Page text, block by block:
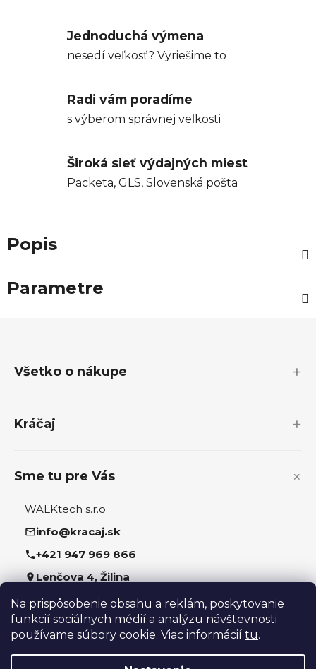
Na prispôsobenie obsahu a reklám, poskytovanie
funkcií sociálnych médií a analýzu návštevnosti
používame súbory cookie. Viac informácií tu.
Jednoduchá výmena
nesedí veľkosť? Vyriešime to
Radi vám poradíme
s výberom správnej veľkosti
Široká sieť výdajných miest
Packeta, GLS, Slovenská pošta
Popis
Parametre
Všetko o nákupe
Kráčaj
Sme tu pre Vás
WALKtech s.r.o.
info@kracaj.sk
+421 947 969 866
Lenčova 4, Žilina
Sledujte nás